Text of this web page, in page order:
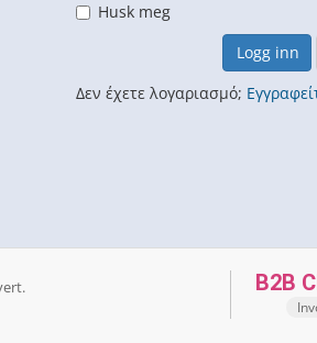
Husk meg
Δεν έχετε λογαριασμό;
B2B